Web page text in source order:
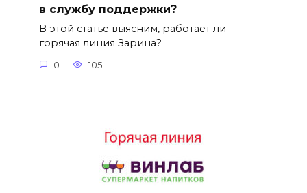
в службу поддержки?
В этой статье выясним, работает ли
горячая линия Зарина?
0 105